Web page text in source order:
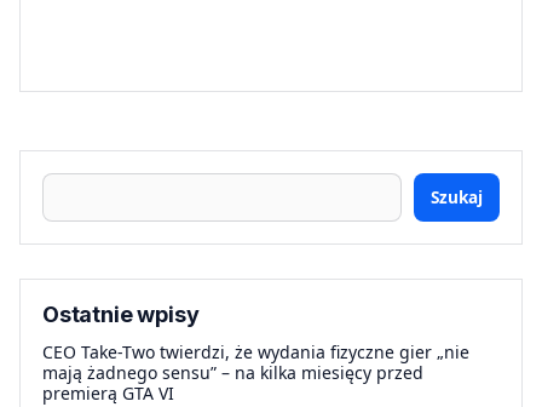
Szukaj
Ostatnie wpisy
CEO Take-Two twierdzi, że wydania fizyczne gier „nie
mają żadnego sensu” – na kilka miesięcy przed
premierą GTA VI